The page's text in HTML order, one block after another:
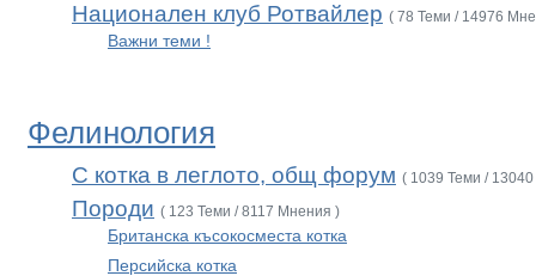
Национален клуб Ротвайлер ( 78 Теми / 14976
Важни теми !
Фелинология
С котка в леглото, общ форум ( 1039 Теми /
Породи ( 123 Теми / 8117 Мнения )
Британска късокосместа котка
Персийска котка